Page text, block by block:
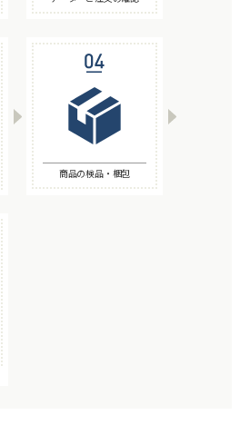
商品の検品・梱包